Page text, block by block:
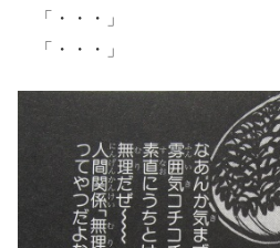
「・・・」
「・・・」